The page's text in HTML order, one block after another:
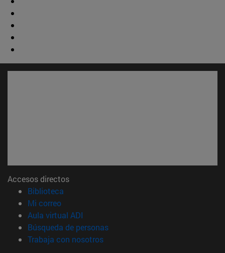
Accesos directos
Biblioteca
Mi correo(abre en nueva ventana)
Aula virtual ADI
Búsqueda de personas(abre en nueva ventana)
Trabaja con nosotros(abre en nueva ventana)